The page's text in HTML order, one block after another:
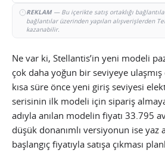
REKLAM— Bu içerikte satış ortaklığı
bağlantılar üzerinden yapılan alışverişlerden
kazanabilir.
Ne var ki, Stellantis’in yeni modeli
çok daha yoğun bir seviyeye
kısa süre önce yeni giriş seviyesi
serisinin ilk modeli için sipariş
adıyla anılan modelin fiyatı 33.795
düşük donanımlı versiyonun ise yaz
başlangıç fiyatıyla satışa çıkması